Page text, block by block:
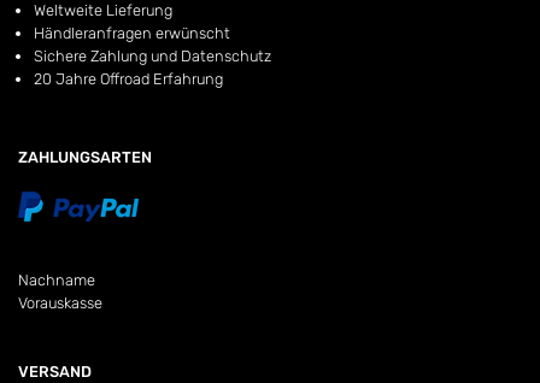
Weltweite Lieferung
Händleranfragen erwünscht
Sichere Zahlung und Datenschutz
20 Jahre Offroad Erfahrung
ZAHLUNGSARTEN
Nachname
Vorauskasse
VERSAND